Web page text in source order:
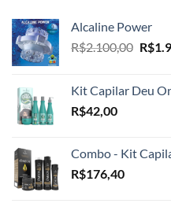
Alcaline Power
R$2.100,00 O
era:
R$
Kit Capilar Deu
R$42,00
Combo - Kit
R$176,40